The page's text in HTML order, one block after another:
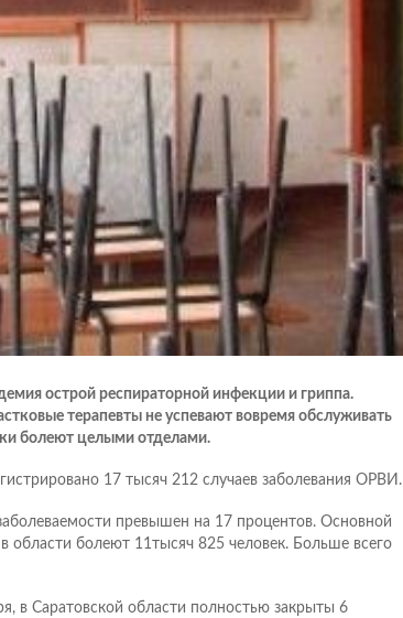
острой респираторной инфекции и гриппа.
терапевты не успевают вовремя обслуживать
болеют целыми отделами.
17 тысяч 212 случаев заболевания ОРВИ.
превышен на 17 процентов. Основной
области болеют 11тысяч 825 человек. Больше всего
в Саратовской области полностью закрыты 6